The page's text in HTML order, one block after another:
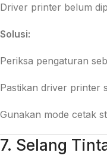
Driver printer belum
Solusi:
Periksa pengaturan
Pastikan driver printer
Gunakan mode cetak
7. Selang